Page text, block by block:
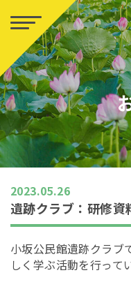
2023.05.26
遺跡クラブ：研修資
小坂公民館遺跡クラブ
しく学ぶ活動を行って